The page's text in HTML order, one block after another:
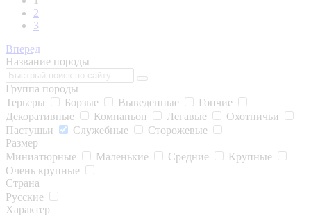
2
3
Вперед
Название породы
Группа породы
Терьеры
Борзые Выведенные
Гончие
Декоративные
Компаньон Легавые
Охотничьи
Пастушьи
Служебные
Сторожевые
Размер
Миниатюрные
Маленькие Средние
Крупные
Очень крупные
Страна
Русские
Характер